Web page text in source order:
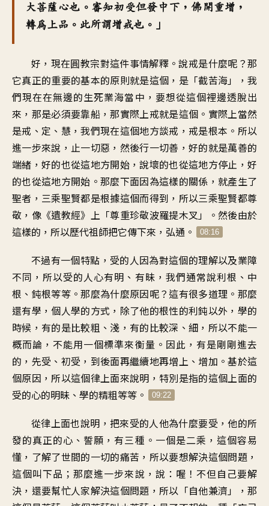
大菩薩心也。審知初受但發中下，佛開重增，
轉為上品。此所謂增戒也。」
好，現在圓教宗對這件事情解釋。說戒是什麼呢？那
它真正的重要的基本的原則就是這個，是「截苦海」，我
們現在在無邊的生死業海當中，要想從這個裡邊透脫出
來，那是必須要靠船，那實際上戒就是這個。實際上當然
是戒、定、慧，我們現在這個地方談戒，戒是根本。所以
進一步來說，止一切惡，然後行一切善，好的就是萬善的
端緒，好的也從這地方開始，說壞的也從這地方停止，好
的也從這地方開始。那麼下面因為這樣的關係，就產生了
聖者，三乘聖賢都是根據這個而得到，所以三乘聖賢都尊
敬，像《遺教經》上「尊重珍敬波羅提木叉」。然後由於
這樣的，所以歷代祖師把它傳下來，弘通。
08:16
不過有一個特點，受的人因為對這個的理解以及業障
不同，所以受的人心有明、有昧，我們通常說利根、中
根、鈍根等等。那麼為什麼原因呢？這有很多道理。那麼
還有學，個人學的方式，除了他的根性的利鈍以外，學的
時候，有的是比較粗、淺，有的比較深、細，所以不能一
概而論，不能用一個標準來衡量。因此，有是剛剛進去
的，先受、初受，到後面再繼續地再增上、增加。基於這
個原因，所以這個律上面來說明，特別是指的這個上面的
受的心的明昧、學的精粗等等。
09:22
從律上面也說明，把來受的人他為什麼要受，他的所
發的真正的心、誓願，有三種。一個是二乘，這個容易
懂，了解了世間的一切的痛苦，所以要想解決這個問題，
這個叫下品；那麼進一步來說，說：喔！不但自己要解
決，還要幫忙人家解決這個問題，所以「自他兼濟」，那